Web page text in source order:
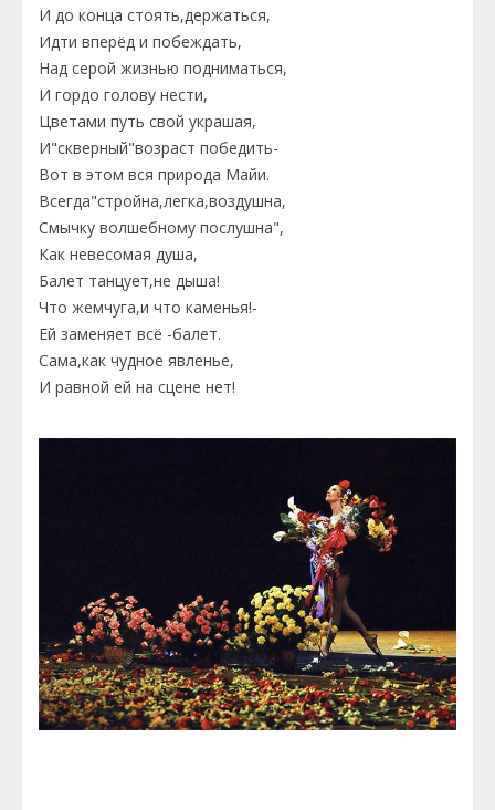
И до конца стоять,держаться,
Идти вперёд и побеждать,
Над серой жизнью подниматься,
И гордо голову нести,
Цветами путь свой украшая,
И"скверный"возраст победить-
Вот в этом вся природа Майи.
Всегда"стройна,легка,воздушна,
Смычку волшебному послушна",
Как невесомая душа,
Балет танцует,не дыша!
Что жемчуга,и что каменья!-
Ей заменяет всё -балет.
Сама,как чудное явленье,
И равной ей на сцене нет!